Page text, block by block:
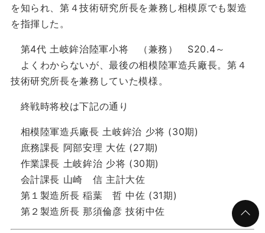
を知られ、第４技術研究所長を兼務し相模原でも製造
を指揮した。
第4代 土岐鉾治陸軍小将 （兼務） S20.4～
よくわからないが、最後の相模陸軍造兵廠長。第４
技術研究所長を兼務していた模様。
終戦時将校は下記の通り
相模陸軍造兵廠長 土岐鉾治 少将 (30期)
庶務課長 阿部安理 大佐 (27期)
作業課長 土岐鉾治 少将 (30期)
会計課長 山崎 信 主計大佐
第１製造所長 稲葉 哲 中佐 (31期)
第２製造所長 那須倫彦 技術中佐